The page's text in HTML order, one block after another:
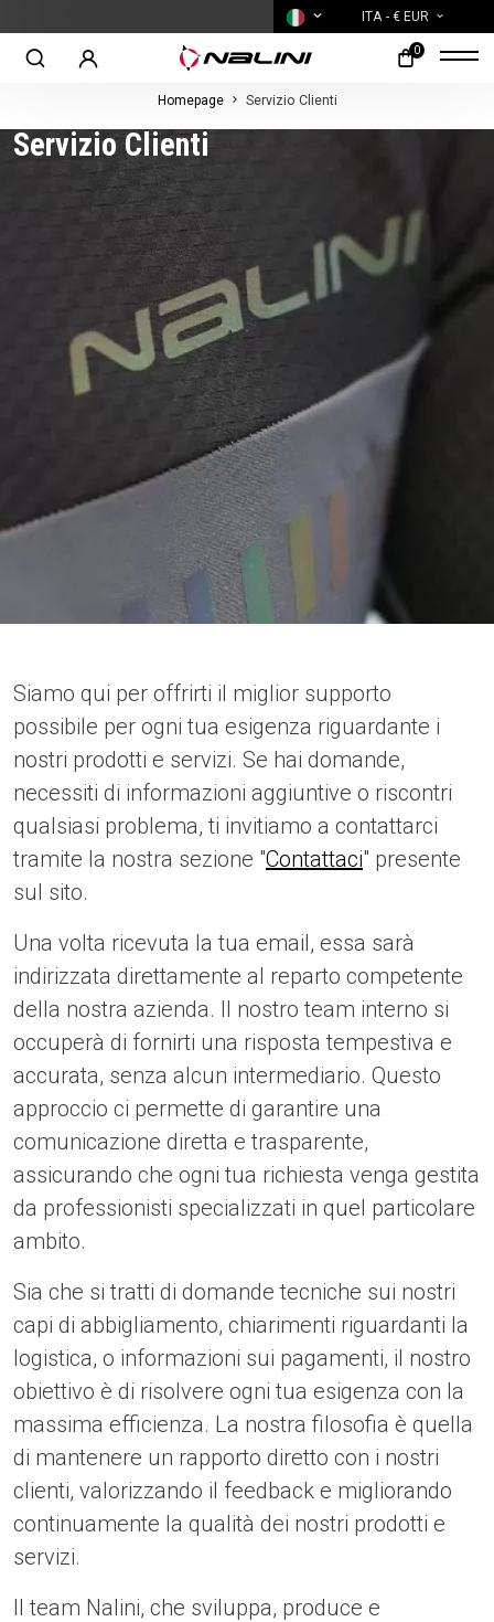
SPEDIZIONE GRATUITA PER ORDINI
ITA - € EUR
0
Homepage Servizio Clienti
Servizio Clienti
Siamo qui per offrirti il miglior supporto
possibile per ogni tua esigenza riguardante i
nostri prodotti e servizi. Se hai domande,
necessiti di informazioni aggiuntive o riscontri
qualsiasi problema, ti invitiamo a contattarci
tramite la nostra sezione "Contattaci" presente
sul sito.
Una volta ricevuta la tua email, essa sarà
indirizzata direttamente al reparto competente
della nostra azienda. Il nostro team interno si
occuperà di fornirti una risposta tempestiva e
accurata, senza alcun intermediario. Questo
approccio ci permette di garantire una
comunicazione diretta e trasparente,
assicurando che ogni tua richiesta venga gestita
da professionisti specializzati in quel particolare
ambito.
Sia che si tratti di domande tecniche sui nostri
capi di abbigliamento, chiarimenti riguardanti la
logistica, o informazioni sui pagamenti, il nostro
obiettivo è di risolvere ogni tua esigenza con la
massima efficienza. La nostra filosofia è quella
di mantenere un rapporto diretto con i nostri
clienti, valorizzando il feedback e migliorando
continuamente la qualità dei nostri prodotti e
servizi.
Il team Nalini, che sviluppa, produce e